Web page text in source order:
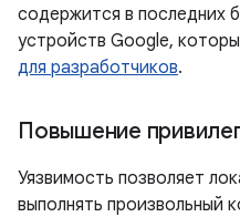
содержится в последних
устройств Google,
для разработчиков.
Повышение
Уязвимость позволяет
выполнять произвольный